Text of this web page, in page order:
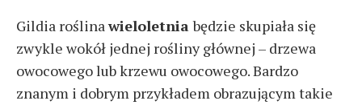
Gildia roślinawieloletniabędzie skupiała się
zwykle wokół jednej rośliny głównej – drzewa
owocowego lub krzewu owocowego. Bardzo
znanym i dobrym przykładem obrazującym takie